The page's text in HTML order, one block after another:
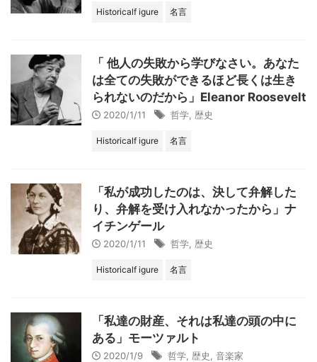
Historicalf igure 名言
「 他人の失敗から学びなさい。あなた
は全ての失敗ができるほど長くは生き
られないのだから」Eleanor Roosevelt
2020/1/11 哲学 歴史
Historicalf igure 名言
「私が成功したのは、決して弁解した
り、弁解を受け入れなかったから」ナ
イチンゲール
2020/1/11 哲学 歴史
Historicalf igure 名言
「私達の財産、それは私達の頭の中に
ある」モーツァルト
2020/1/9 哲学 歴史 音楽家